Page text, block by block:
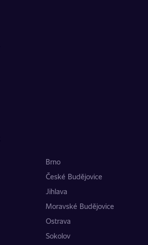
Brno
České Budějovice
Jihlava
Moravské Budějovice
Ostrava
Sokolov